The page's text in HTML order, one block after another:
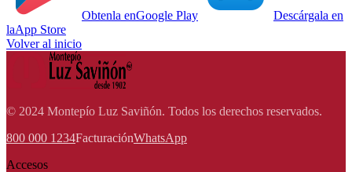
Obtenla enGoogle Play
Descárgala en
laApp Store
Volver al inicio
© 2024 Montepío Luz Saviñón. Todos los derechos reservados.
800 000 1234FacturaciónWhatsApp
Accesos